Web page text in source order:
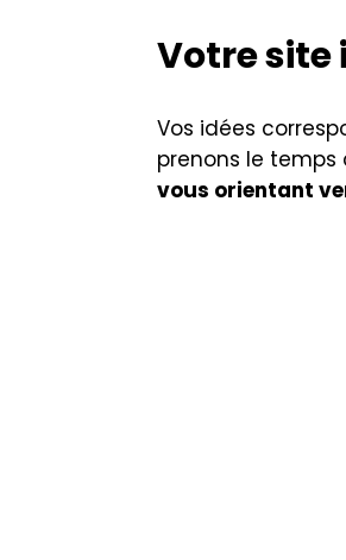
Votre site
Vos idées
prenons le temps
vous orientant